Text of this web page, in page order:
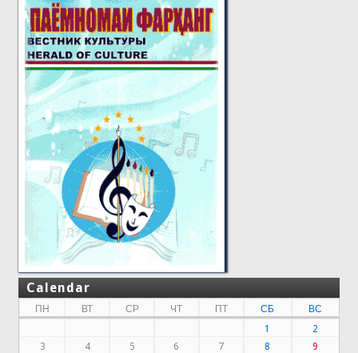
Calendar
ПН ВТ СР ЧТ ПТ СБ
ВС
1
2
3
4 5 6 7 8
9